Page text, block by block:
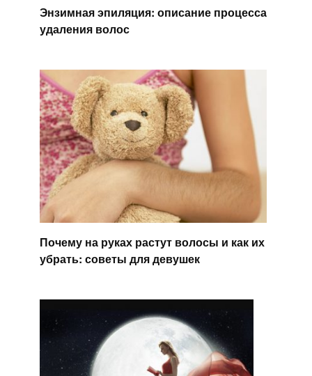
Энзимная эпиляция: описание процесса
удаления волос
Почему на руках растут волосы и как их
убрать: советы для девушек